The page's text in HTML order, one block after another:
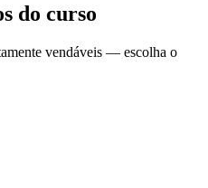
do curso
vendáveis — escolha o